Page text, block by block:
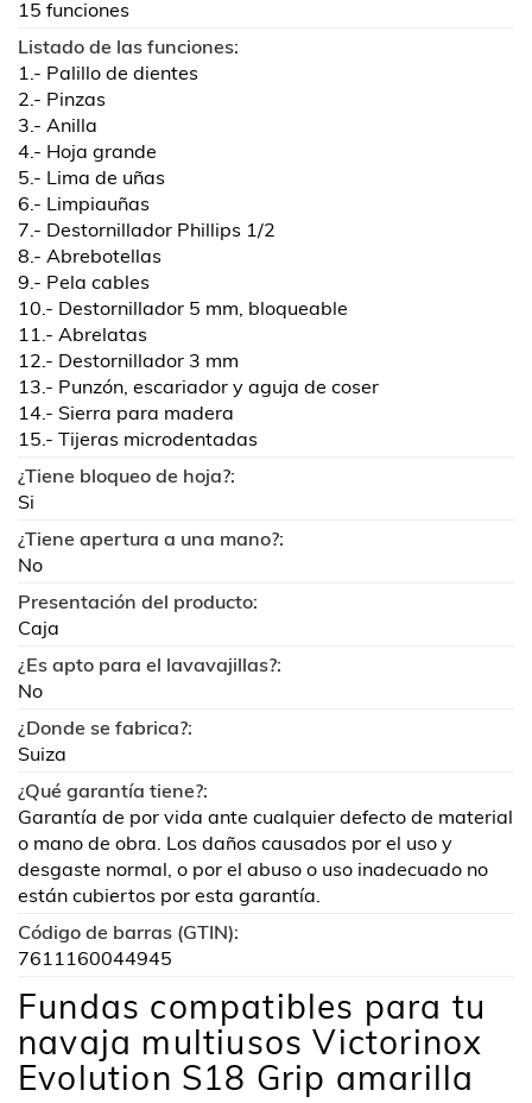
15 funciones
Listado de las funciones:
1.- Palillo de dientes
2.- Pinzas
3.- Anilla
4.- Hoja grande
5.- Lima de uñas
6.- Limpiauñas
7.- Destornillador Phillips 1/2
8.- Abrebotellas
9.- Pela cables
10.- Destornillador 5 mm, bloqueable
11.- Abrelatas
12.- Destornillador 3 mm
13.- Punzón, escariador y aguja de coser
14.- Sierra para madera
15.- Tijeras microdentadas
¿Tiene bloqueo de hoja?:
Si
¿Tiene apertura a una mano?:
No
Presentación del producto:
Caja
¿Es apto para el lavavajillas?:
No
¿Donde se fabrica?:
Suiza
¿Qué garantía tiene?:
Garantía de por vida ante cualquier defecto de material
o mano de obra. Los daños causados por el uso y
desgaste normal, o por el abuso o uso inadecuado no
están cubiertos por esta garantía.
Código de barras (GTIN):
7611160044945
Fundas compatibles para tu
navaja multiusos Victorinox
Evolution S18 Grip amarilla